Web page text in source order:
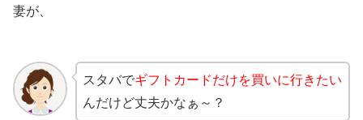
妻が、
スタバでギフトカードだけを買いに行きたい
んだけど丈夫かなぁ～？